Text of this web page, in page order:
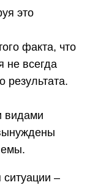
что и
не
истца, их
затраты